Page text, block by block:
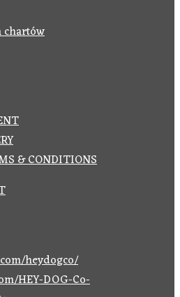
chartów
& CONDITIONS